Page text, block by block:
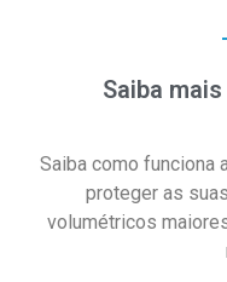
Saiba
Saiba como funciona
proteger as
volumétricos